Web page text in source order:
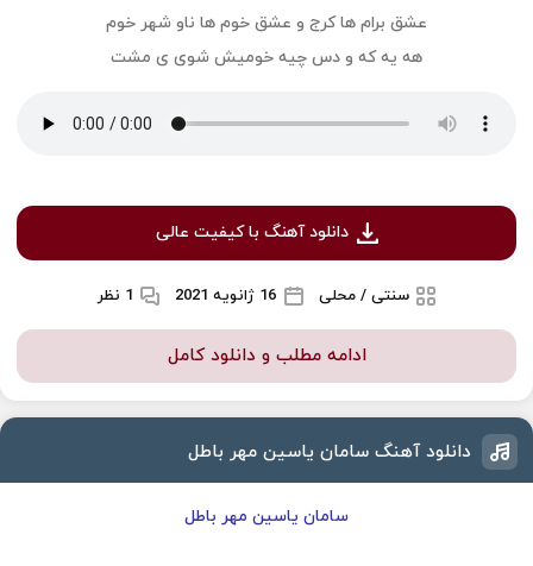
عشق برام ها کرج و عشق خوم ها ناو شهر خوم
هه یه که و دس چیه خومیش شوی ی مشت
دانلود آهنگ با کیفیت عالی
سنتی / محلی 16 ژانویه 2021 1 نظر
ادامه مطلب و دانلود کامل
دانلود آهنگ سامان یاسین مهر باطل
سامان یاسین مهر باطل